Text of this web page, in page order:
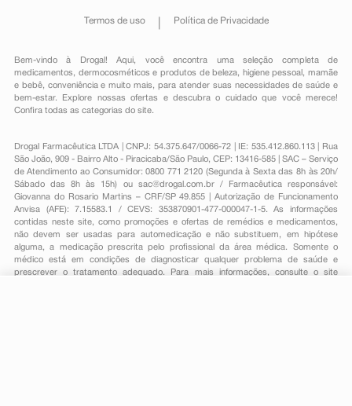
Termos de uso Política de Privacidade
Bem-vindo à Drogal! Aqui, você encontra uma seleção completa de
medicamentos , dermocosméticos e produtos de beleza, higiene pessoal ,mamãe
e bebê, conveniênciae muito mais, para atender suas necessidades de saúde e
bem-estar. Explore nossas ofertas e descubra o cuidado que você merece!
Confira todas as categorias do site.
Drogal Farmacêutica LTDA | CNPJ: 54.375.647/0066-72 | IE: 535.412.860.113 | Rua
São João, 909 - Bairro Alto - Piracicaba/São Paulo, CEP: 13416-585 | SAC – Serviço
de Atendimento ao Consumidor: 0800 771 2120 (Segunda à Sexta das 8h às 20h/
Sábado das 8h às 15h) ou sac@drogal.com.br/ Farmacêutica responsável:
Giovanna do Rosario Martins – CRF/SP 49.855 | Autorização de Funcionamento
Anvisa (AFE): 7.15583.1 / CEVS: 353870901-477-000047-1-5. As informações
contidas neste site, como promoções e ofertas de remédios e medicamentos,
não devem ser usadas para automedicação e não substituem, em hipótese
alguma, a medicação prescrita pelo profissional da área médica. Somente o
médico está em condições de diagnosticar qualquer problema de saúde e
prescrever o tratamento adequado. Para mais informações, consulte o site